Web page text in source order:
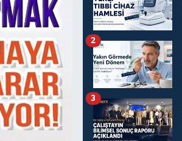
2
3